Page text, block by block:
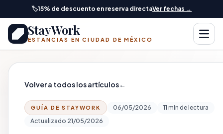
Saltar al contenido principal
🏷️15% de descuento en reserva directaVer fechas →
StayWork
ESTANCIAS EN CIUDAD DE MÉXICO Abrir
Volver a todos los artículos←
GUÍA DE STAYWORK 06/05/2026
11 min de lectura
Actualizado 21/05/2026